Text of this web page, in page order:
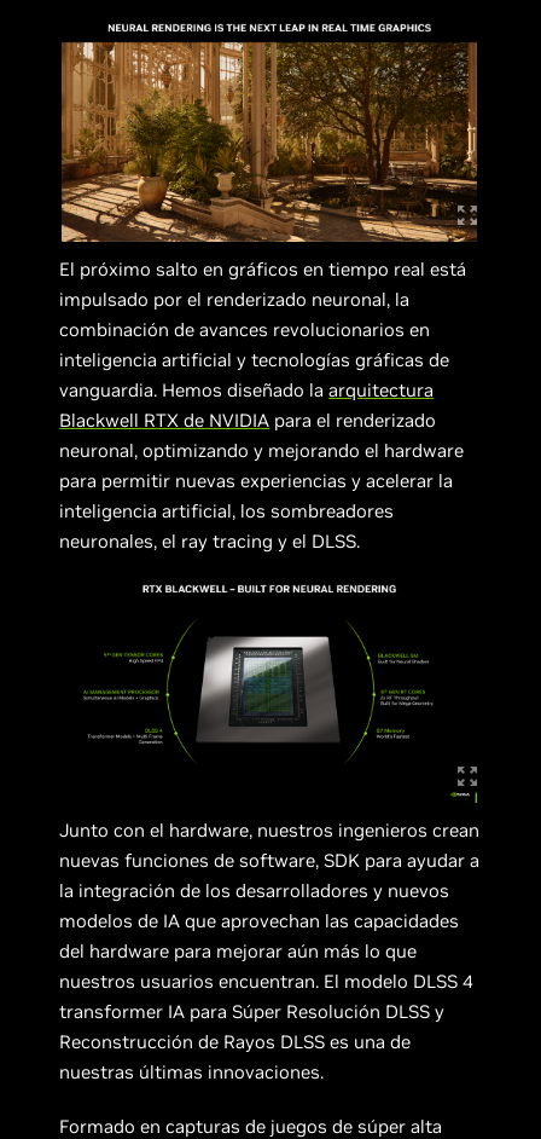
El próximo salto en gráficos en tiempo real está
impulsado por el renderizado neuronal, la
combinación de avances revolucionarios en
inteligencia artificial y tecnologías gráficas de
vanguardia. Hemos diseñado laarquitectura
Blackwell RTX de NVIDIA para el renderizado
neuronal, optimizando y mejorando el hardware
para permitir nuevas experiencias y acelerar la
inteligencia artificial, los sombreadores
neuronales, el ray tracing y el DLSS.
Junto con el hardware, nuestros ingenieros crean
nuevas funciones de software, SDK para ayudar a
la integración de los desarrolladores y nuevos
modelos de IA que aprovechan las capacidades
del hardware para mejorar aún más lo que
nuestros usuarios encuentran. El modelo DLSS 4
transformer IA para Súper Resolución DLSS y
Reconstrucción de Rayos DLSS es una de
nuestras últimas innovaciones.
Formado en capturas de juegos de súper alta